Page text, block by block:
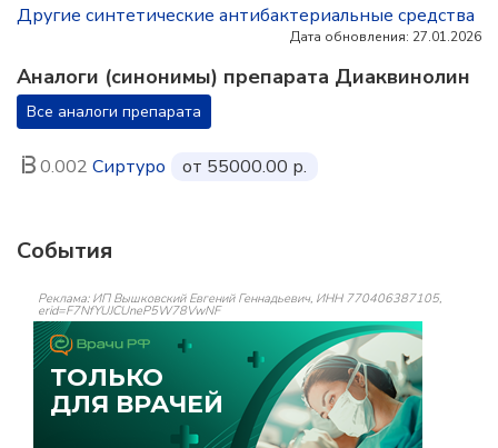
Другие синтетические антибактериальные средства
Дата обновления: 27.01.2026
Аналоги (синонимы) препарата Диаквинолин
Все аналоги препарата
0.002 Сиртуро от 55000.00 р.
События
Реклама: ИП Вышковский Евгений Геннадьевич, ИНН 770406387105,
erid=F7NfYUJCUneP5W78VwNF